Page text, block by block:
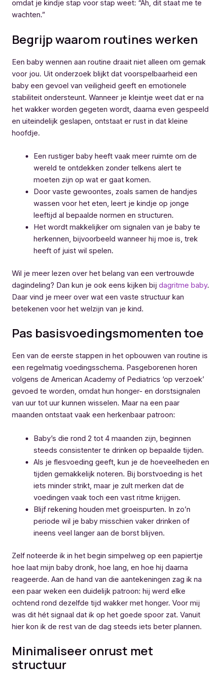
omdat je kindje stap voor stap weet: “Ah, dit staat me te
wachten.”
Begrijp waarom routines werken
Een baby wennen aan routine draait niet alleen om gemak
voor jou. Uit onderzoek blijkt dat voorspelbaarheid een
baby een gevoel van veiligheid geeft en emotionele
stabiliteit ondersteunt. Wanneer je kleintje weet dat er na
het wakker worden gegeten wordt, daarna even gespeeld
en uiteindelijk geslapen, ontstaat er rust in dat kleine
hoofdje.
Een rustiger baby heeft vaak meer ruimte om de
wereld te ontdekken zonder telkens alert te
moeten zijn op wat er gaat komen.
Door vaste gewoontes, zoals samen de handjes
wassen voor het eten, leert je kindje op jonge
leeftijd al bepaalde normen en structuren.
Het wordt makkelijker om signalen van je baby te
herkennen, bijvoorbeeld wanneer hij moe is, trek
heeft of juist wil spelen.
Wil je meer lezen over het belang van een vertrouwde
dagindeling? Dan kun je ook eens kijken bij dagritme baby.
Daar vind je meer over wat een vaste structuur kan
betekenen voor het welzijn van je kind.
Pas basisvoedingsmomenten toe
Een van de eerste stappen in het opbouwen van routine is
een regelmatig voedingsschema. Pasgeborenen horen
volgens de American Academy of Pediatrics ‘op verzoek’
gevoed te worden, omdat hun honger- en dorstsignalen
van uur tot uur kunnen wisselen. Maar na een paar
maanden ontstaat vaak een herkenbaar patroon:
Baby’s die rond 2 tot 4 maanden zijn, beginnen
steeds consistenter te drinken op bepaalde tijden.
Als je flesvoeding geeft, kun je de hoeveelheden en
tijden gemakkelijk noteren. Bij borstvoeding is het
iets minder strikt, maar je zult merken dat de
voedingen vaak toch een vast ritme krijgen.
Blijf rekening houden met groeispurten. In zo’n
periode wil je baby misschien vaker drinken of
ineens veel langer aan de borst blijven.
Zelf noteerde ik in het begin simpelweg op een papiertje
hoe laat mijn baby dronk, hoe lang, en hoe hij daarna
reageerde. Aan de hand van die aantekeningen zag ik na
een paar weken een duidelijk patroon: hij werd elke
ochtend rond dezelfde tijd wakker met honger. Voor mij
was dit hét signaal dat ik op het goede spoor zat. Vanuit
hier kon ik de rest van de dag steeds iets beter plannen.
Minimaliseer onrust met
structuur